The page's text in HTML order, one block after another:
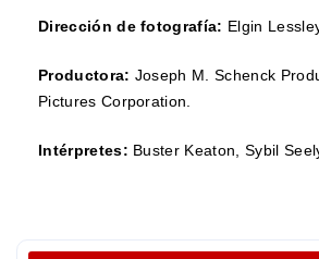
Dirección de fotografía: Elgin
Productora: Joseph M. Schenck
Pictures Corporation.
Intérpretes: Buster Keaton, Sybil